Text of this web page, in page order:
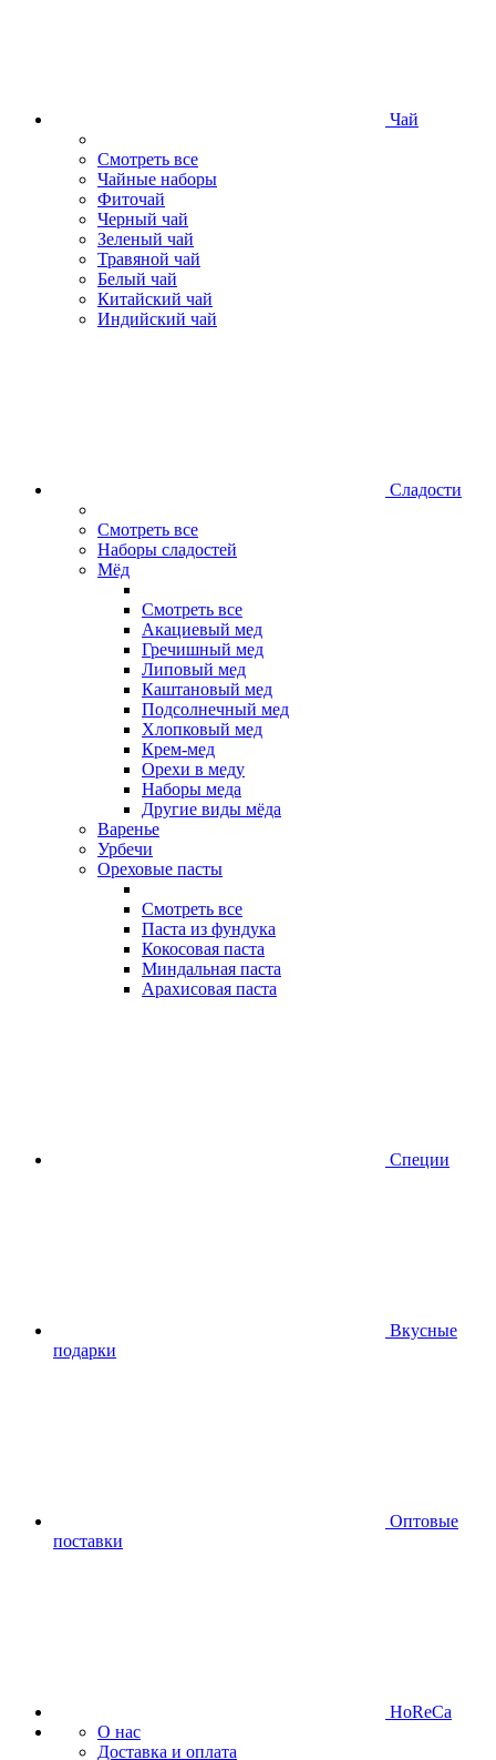
Чай
Смотреть все
Чайные наборы
Фиточай
Черный чай
Зеленый чай
Травяной чай
Белый чай
Китайский чай
Индийский чай
Сладости
Смотреть все
Наборы сладостей
Мёд
Смотреть все
Акациевый мед
Гречишный мед
Липовый мед
Каштановый мед
Подсолнечный мед
Хлопковый мед
Крем-мед
Орехи в меду
Наборы меда
Другие виды мёда
Варенье
Урбечи
Ореховые пасты
Смотреть все
Паста из фундука
Кокосовая паста
Миндальная паста
Арахисовая паста
Специи
Вкусные
подарки
Оптовые
поставки
HoReCa
О нас
Доставка и оплата